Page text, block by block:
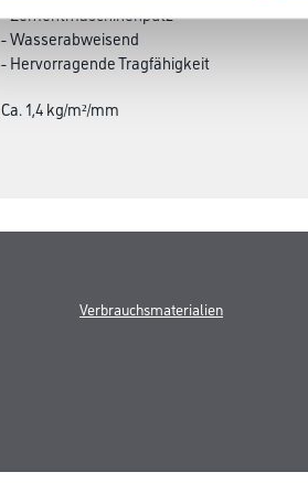
- Zementmaschinenputz
- Wasserabweisend
- Hervorragende Tragfähigkeit
Ca. 1,4 kg/m²/mm
Verbrauchsmaterialien